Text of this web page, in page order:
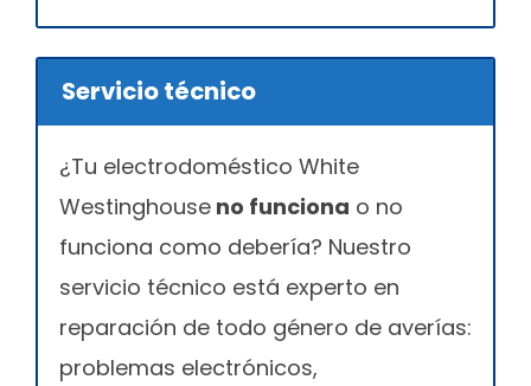
Servicio técnico
¿Tu electrodoméstico White
Westinghouse no funciona o no
funciona como debería? Nuestro
servicio técnico está experto en
reparación de todo género de averías:
problemas electrónicos,